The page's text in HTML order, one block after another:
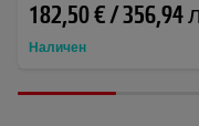
182,50 € / 356,94
Наличен